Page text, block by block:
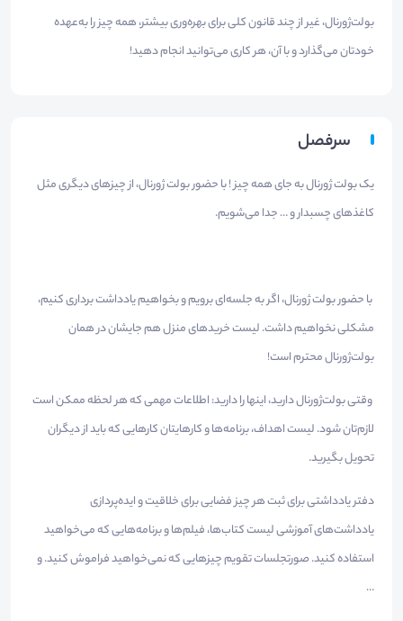
بولت‌ژورنال، غیر از چند قانون کلی برای بهره‌وری بیشتر، همه چیز را به‌عهده
خودتان می‌گذارد و با آن، هر کاری می‌توانید انجام دهید!
سرفصل
یک بولت ژورنال به جای همه چیز ! با حضور بولت ژورنال، از چیزهای دیگری مثل
کاغذهای چسبدار و … جدا می‌شویم.
با حضور بولت ژورنال، اگر به جلسه‌ای برویم و بخواهیم یادداشت برداری کنیم،
مشکلی نخواهیم داشت. لیست خریدهای منزل هم جایشان در همان
بولت‌ژورنال محترم است!
وقتی بولت‌ژورنال دارید، اینها را دارید: اطلاعات مهمی که هر لحظه ممکن است
لازم‌تان شود. لیست اهداف، برنامه‌ها و کارهایتان کارهایی که باید از دیگران
تحویل بگیرید.
دفتر یادداشتی برای ثبت هر چیز فضایی برای خلاقیت و ایده‌پردازی
یادداشت‌های آموزشی لیست کتاب‌‌ها، فیلم‌ها و برنامه‌هایی که می‌خواهید
استفاده کنید. صورتجلسات تقویم چیزهایی که نمی‌خواهید فراموش کنید. و
…